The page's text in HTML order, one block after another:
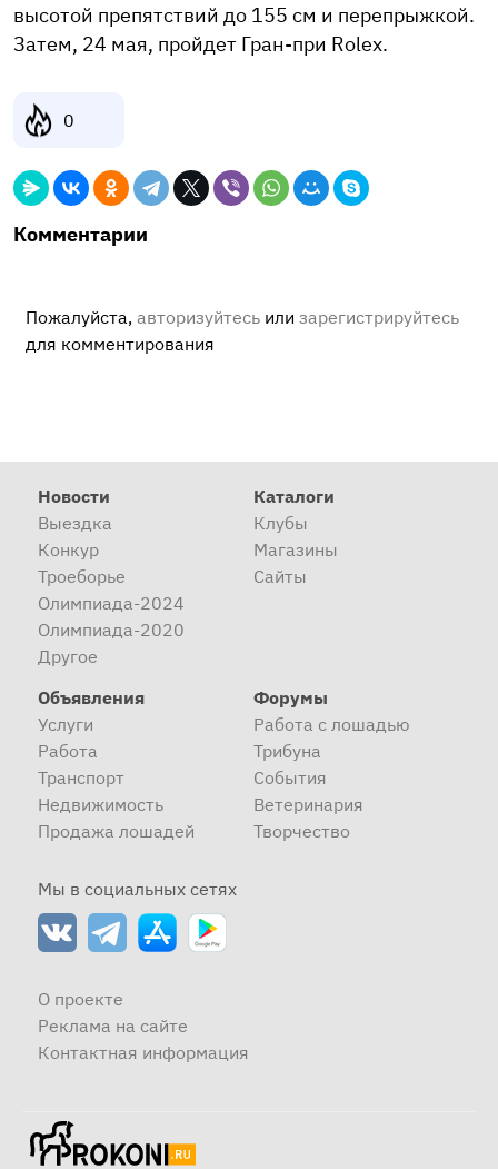
высотой препятствий до 155 см и перепрыжкой.
Затем, 24 мая, пройдет Гран-при Rolex.
0
Комментарии
Пожалуйста, авторизуйтесь или зарегистрируйтесь
для комментирования
Новости
Выездка
Конкур
Троеборье
Олимпиада-2024
Олимпиада-2020
Другое
Каталоги
Клубы
Магазины
Сайты
Объявления
Услуги
Работа
Транспорт
Недвижимость
Продажа лошадей
Форумы
Работа с лошадью
Трибуна
События
Ветеринария
Творчество
Мы в социальных сетях
О проекте
Реклама на сайте
Контактная информация